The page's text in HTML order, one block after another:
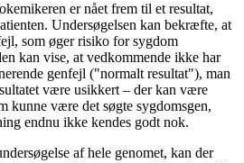
er nået frem til et resultat,
Undersøgelsen kan bekræfte, at
som øger risiko for sygdom
kan vise, at vedkommende ikke har
genfejl ("normalt resultat"), man
være usikkert – der kan være
kunne være det søgte sygdomsgen,
endnu ikke kendes godt nok.
af hele genomet, kan der